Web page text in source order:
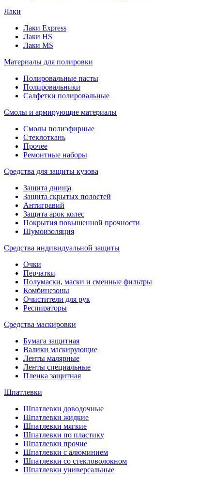
Лаки
Лаки Express
Лаки HS
Лаки MS
Материалы для полировки
Полировальные пасты
Полировальники
Салфетки полировальные
Смолы и армирующие материалы
Смолы полиэфирные
Стеклоткань
Прочее
Ремонтные наборы
Средства для защиты кузова
Защита днища
Защита скрытых полостей
Антигравий
Защита арок колес
Покрытия повышенной прочности
Шумоизоляция
Средства индивидуальной защиты
Очки
Перчатки
Полумаски, маски и сменные фильтры
Комбинезоны
Очистители для рук
Респираторы
Средства маскировки
Бумага защитная
Валики маскирующие
Ленты малярные
Ленты специальные
Пленка защитная
Шпатлевки
Шпатлевки доводочные
Шпатлевки жидкие
Шпатлевки мягкие
Шпатлевки по пластику
Шпатлевки прочие
Шпатлевки с алюминием
Шпатлевки со стекловолокном
Шпатлевки универсальные